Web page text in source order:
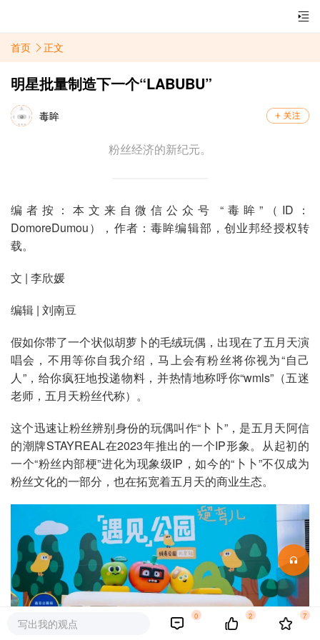
首页 正文
明星批量制造下一个“LABUBU”
毒眸
粉丝经济的新纪元。
编者按：本文来自微信公众号 “毒眸”（ID：
DomoreDumou），作者：毒眸编辑部，创业邦经授权转
载。
文 | 李欣媛
编辑 | 刘南豆
假如你带了一个状似胡萝卜的毛绒玩偶，出现在了五月天演
唱会，不用等你自我介绍，马上会有粉丝将你视为“自己
人”，给你疯狂地投递物料，并热情地称呼你“wmls”（五迷
老师，五月天粉丝代称）。
这个迅速让粉丝辨别身份的玩偶叫作“卜卜”，是五月天阿信
的潮牌STAYREAL在2023年推出的一个IP形象。从起初的
一个“粉丝内部梗”进化为现象级IP，如今的“卜卜”不仅成为
粉丝文化的一部分，也在拓宽着五月天的商业生态。
写出我的观点
0 2 7